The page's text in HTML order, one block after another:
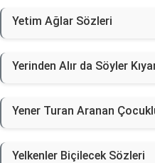
Yetim Ağlar Sözleri
Yerinden Alır da Söyler
Yener Turan Aranan
Yelkenler Biçilecek Sözleri